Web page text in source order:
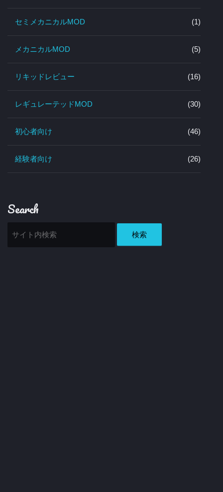
セミメカニカルMOD (1)
メカニカルMOD (5)
リキッドレビュー (16)
レギュレーテッドMOD (30)
初心者向け (46)
経験者向け (26)
Search